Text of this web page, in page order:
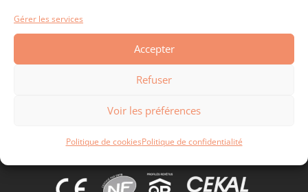
Gérer les services
Accepter
Refuser
Voir les préférences
Politique de cookiesPolitique de confidentialité